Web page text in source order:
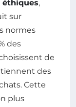
éthiques,
sur
normes
des
de
des
Cette
plus